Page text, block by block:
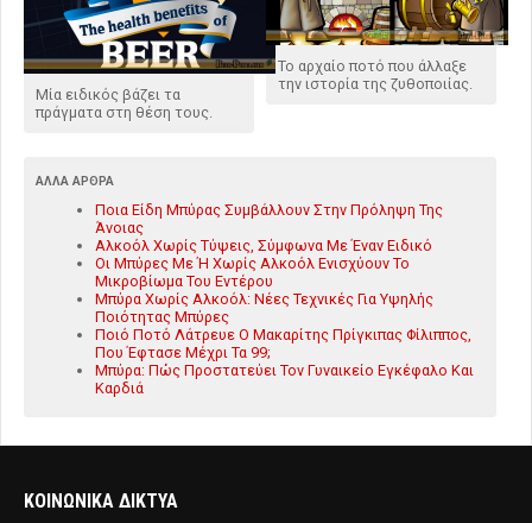
Μία ειδικός βάζει τα
πράγματα στη θέση τους.
Το αρχαίο ποτό που άλλαξε
την ιστορία της ζυθοποιίας.
ΆΛΛΑ ΆΡΘΡΑ
Ποια Είδη Μπύρας Συμβάλλουν Στην Πρόληψη Της
Άνοιας
Αλκοόλ Χωρίς Τύψεις, Σύμφωνα Με Έναν Ειδικό
Οι Μπύρες Με Ή Χωρίς Αλκοόλ Ενισχύουν Το
Μικροβίωμα Του Εντέρου
Μπύρα Χωρίς Αλκοόλ: Νέες Τεχνικές Για Υψηλής
Ποιότητας Μπύρες
Ποιό Ποτό Λάτρευε Ο Μακαρίτης Πρίγκιπας Φίλιππος,
Που Έφτασε Μέχρι Τα 99;
Μπύρα: Πώς Προστατεύει Τον Γυναικείο Εγκέφαλο Και
Καρδιά
ΚΟΙΝΩΝΙΚΑ ΔΙΚΤΥΑ